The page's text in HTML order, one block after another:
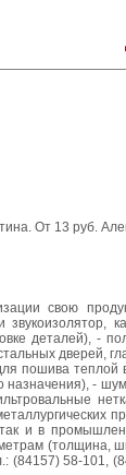
От 13 руб.
свою
звукоизолятор,
деталей), -
дверей,
пошива
назначения), -
и в
(толщина,
(84157) 58-101,